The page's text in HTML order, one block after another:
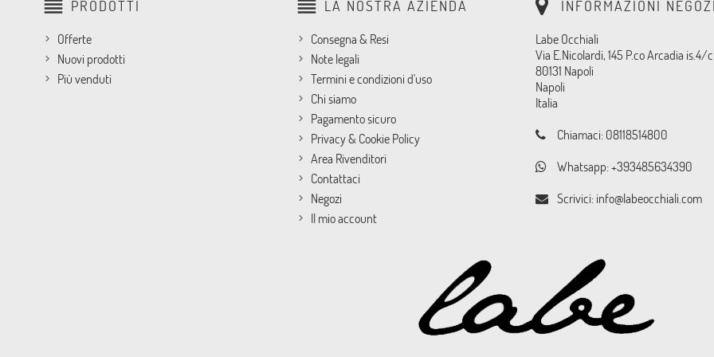
reorder PRODOTTI
Offerte
Nuovi prodotti
Più venduti
reorder LA NOSTRA AZIENDA
Consegna & Resi
Note legali
Termini e condizioni d'uso
Chi siamo
Pagamento sicuro
Privacy & Cookie Policy
Area Rivenditori
Contattaci
Negozi
Il mio account
INFORMAZIONI
Labe Occhiali
Via E.Nicolardi, 145 P.co Arcadia is.4/c
80131 Napoli
Napoli
Italia
Chiamaci: 08118514800
Whatsapp:+393485634390
Scrivici: info@labeocchiali.com